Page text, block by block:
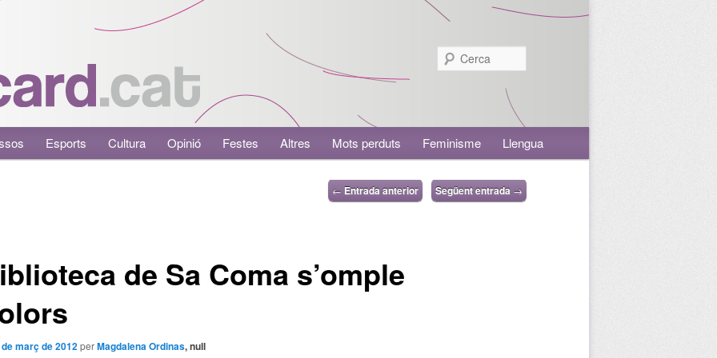
Esports Cultura Opinió Festes Altres Mots perduts Feminisme Llengua
← Entrada anterior Següent entrada →
de Sa Coma s’omple
març de 2012perMagdalena Ordinas, null